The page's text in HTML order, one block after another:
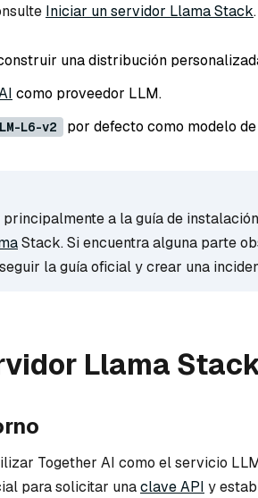
Iniciar un servidor Llama Stack.
una distribución
como proveedor LLM.
L6-v2 por defecto como modelo
a la guía de
Stack. Si encuentra alguna parte
la guía oficial y crear una
Llama
Together AI como el servicio
para solicitar unaclave API y